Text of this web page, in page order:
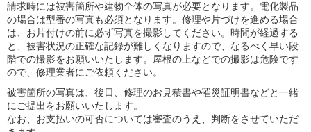
請求時には被害箇所や建物全体の写真が必要となります。電化製品
の場合は型番の写真も必須となります。修理や片づけを進める場合
は、お片付けの前に必ず写真を撮影してください。時間が経過する
と、被害状況の正確な記録が難しくなりますので、なるべく早い段
階での撮影をお願いいたします。屋根の上などでの撮影は危険です
ので、修理業者にご依頼ください。
被害箇所の写真は、後日、修理のお見積書や罹災証明書などと一緒
にご提出をお願いいたします。
なお、お支払いの可否については審査のうえ、判断をさせていただ